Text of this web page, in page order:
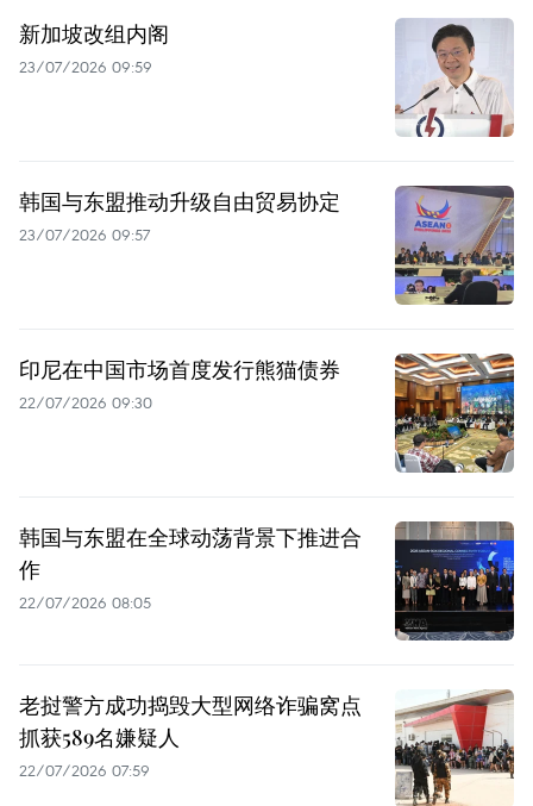
新加坡改组内阁
23/07/2026 09:59
韩国与东盟推动升级自由贸易协定
23/07/2026 09:57
印尼在中国市场首度发行熊猫债券
22/07/2026 09:30
韩国与东盟在全球动荡背景下推进合
作
22/07/2026 08:05
老挝警方成功捣毁大型网络诈骗窝点
抓获589名嫌疑人
22/07/2026 07:59